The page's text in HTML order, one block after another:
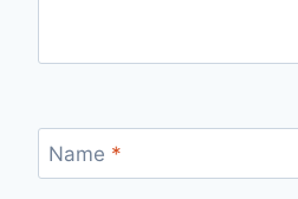
Name *